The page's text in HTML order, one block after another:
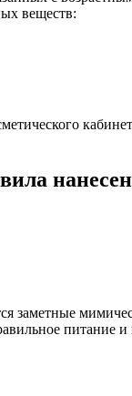
веществ:
заметные
питание и